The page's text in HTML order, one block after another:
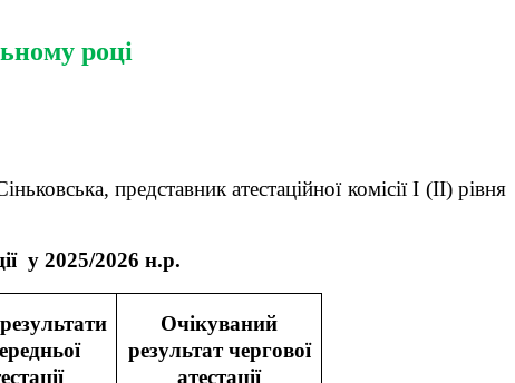
році
представник атестаційної комісії І (ІІ) рівня
у 2025/2026 н.р.
Очікуваний
результат чергової
атестації